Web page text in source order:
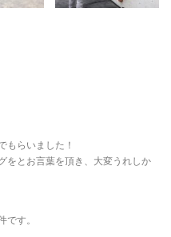
もらいました！
をとお言葉を頂き、大変うれしか
です。